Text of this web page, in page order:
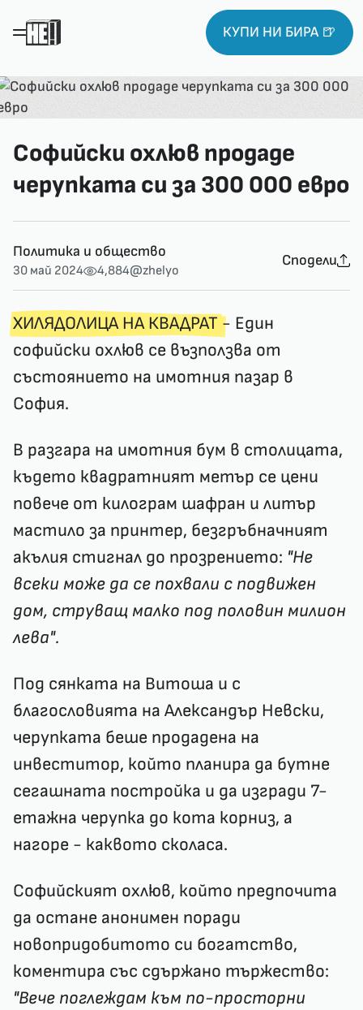
КУПИ НИ БИРА 🍺
Софийски охлюв продаде
черупката си за 300 000 евро
Политика и общество
30 май 2024 4,884@zhelyo
Сподели
ХИЛЯДОЛИЦА НА КВАДРАТ - Един
софийски охлюв се възползва от
състоянието на имотния пазар в
София.
В разгара на имотния бум в столицата,
където квадратният метър се цени
повече от килограм шафран и литър
мастило за принтер, безгръбначният
акълия стигнал до прозрението: "Не
всеки може да се похвали с подвижен
дом, струващ малко под половин милион
лева".
Под сянката на Витоша и с
благословията на Александър Невски,
черупката беше продадена на
инвеститор, който планира да бутне
сегашната постройка и да изгради 7-
етажна черупка до кота корниз, а
нагоре - каквото сколаса.
Софийският охлюв, който предпочита
да остане анонимен поради
новопридобитото си богатство,
коментира със сдържано тържество:
"Вече поглеждам към по-просторни